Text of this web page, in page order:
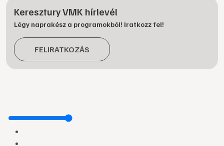
Keresztury VMK hírlevél
Légy naprakész a programokból! Iratkozz fel!
FELIRATKOZÁS